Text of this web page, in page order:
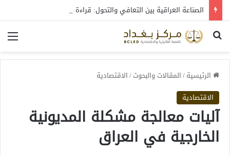
بحث عن
الرئيسية/المقالات والبحوث/الاقتصادية
الاقتصادية
آليات معالجة مشكلة المديونية
الخارجية في العراق